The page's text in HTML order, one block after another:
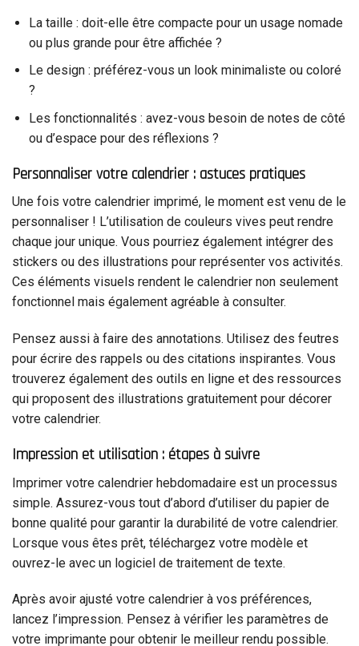
La taille : doit-elle être compacte pour un usage nomade
ou plus grande pour être affichée ?
Le design : préférez-vous un look minimaliste ou coloré
?
Les fonctionnalités : avez-vous besoin de notes de côté
ou d’espace pour des réflexions ?
Personnaliser votre calendrier : astuces pratiques
Une fois votre calendrier imprimé, le moment est venu de le
personnaliser ! L’utilisation de couleurs vives peut rendre
chaque jour unique. Vous pourriez également intégrer des
stickers ou des illustrations pour représenter vos activités.
Ces éléments visuels rendent le calendrier non seulement
fonctionnel mais également agréable à consulter.
Pensez aussi à faire des annotations. Utilisez des feutres
pour écrire des rappels ou des citations inspirantes. Vous
trouverez également des outils en ligne et des ressources
qui proposent des illustrations gratuitement pour décorer
votre calendrier.
Impression et utilisation : étapes à suivre
Imprimer votre calendrier hebdomadaire est un processus
simple. Assurez-vous tout d’abord d’utiliser du papier de
bonne qualité pour garantir la durabilité de votre calendrier.
Lorsque vous êtes prêt, téléchargez votre modèle et
ouvrez-le avec un logiciel de traitement de texte.
Après avoir ajusté votre calendrier à vos préférences,
lancez l’impression. Pensez à vérifier les paramètres de
votre imprimante pour obtenir le meilleur rendu possible.